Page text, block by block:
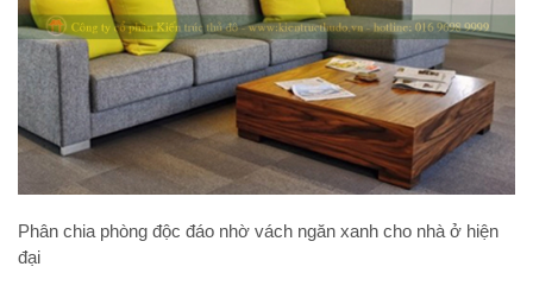
Phân chia phòng độc đáo nhờ vách ngăn xanh cho nhà ở hiện
đại